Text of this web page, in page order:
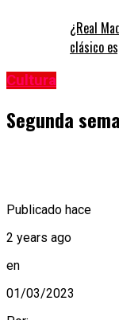
¿Real
clásico
Cultura
Segunda
Publicado hace
2 years ago
en
01/03/2023